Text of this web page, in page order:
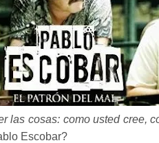
las cosas: como usted cree,
Escobar?